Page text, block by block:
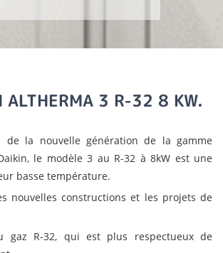
ALTHERMA 3 R-32 8 KW.
de la nouvelle génération de la gamme
le modèle 3 au R-32 à 8kW est une
basse température.
nouvelles constructions et les projets de
gaz R-32, qui est plus respectueux de